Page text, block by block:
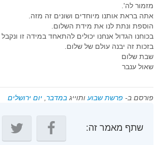
מזמור לה'.
אתה בראת אותנו מיוחדים ושונים זה מזה.
הוספת ונתת לנו את מידת השלום.
בכוחנו הגדול אנחנו יכולים להתאחד במידה זו
בזכות זה יבנה עולם של שלום.
שבת שלום
שאול ענבר
פורסם ב- פרשת שבוע ותוייג במדבר יום ירושלים
שתף מאמר זה: